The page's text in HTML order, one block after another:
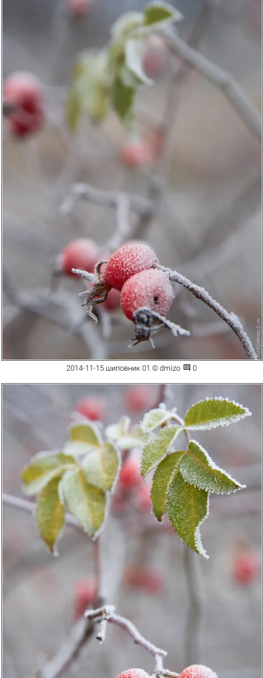
2014-11-15 шиповник 01 © dmizo  0